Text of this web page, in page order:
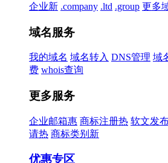
企业新 .company .ltd .group 更多
域名服务
我的域名 域名转入 DNS管理 域
费 whois查询
更多服务
企业邮箱惠 商标注册热 软文发
请热 商标类别 新
优惠专区